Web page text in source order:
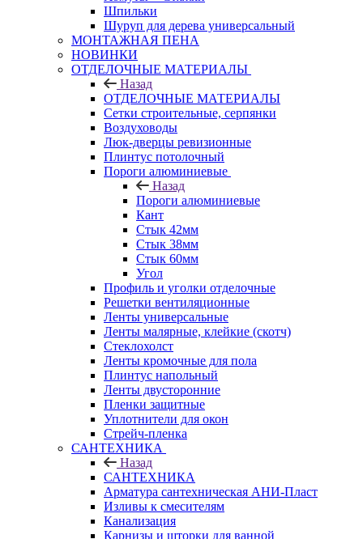
Шпильки
Шуруп для дерева универсальный
МОНТАЖНАЯ ПЕНА
НОВИНКИ
ОТДЕЛОЧНЫЕ МАТЕРИАЛЫ
Назад
ОТДЕЛОЧНЫЕ МАТЕРИАЛЫ
Сетки строительные, серпянки
Воздуховоды
Люк-дверцы ревизионные
Плинтус потолочный
Пороги алюминиевые
Назад
Пороги алюминиевые
Кант
Стык 42мм
Стык 38мм
Стык 60мм
Угол
Профиль и уголки отделочные
Решетки вентиляционные
Ленты универсальные
Ленты малярные, клейкие (скотч)
Стеклохолст
Ленты кромочные для пола
Плинтус напольный
Ленты двусторонние
Пленки защитные
Уплотнители для окон
Стрейч-пленка
САНТЕХНИКА
Назад
САНТЕХНИКА
Арматура сантехническая АНИ-Пласт
Изливы к смесителям
Канализация
Карнизы и шторки для ванной